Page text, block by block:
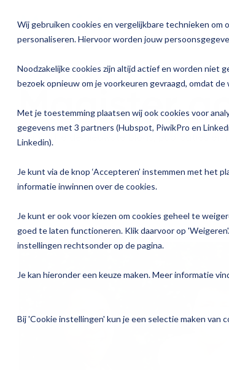
Wij gebruiken cookies en vergelijkbare technieken
personaliseren. Hiervoor worden jouw
Noodzakelijke cookies zijn altijd actief en worden niet
bezoek opnieuw om je voorkeuren gevraagd, omdat
Met je toestemming plaatsen wij ook cookies voor
gegevens met 3 partners (Hubspot, PiwikPro en
Linkedin).
Je kunt via de knop ‘Accepteren’ instemmen met het
informatie inwinnen over de cookies.
Je kunt er ook voor kiezen om cookies geheel te
goed te laten functioneren. Klik daarvoor op
instellingen rechtsonder op de pagina.
Je kan hieronder een keuze maken. Meer informatie
Bij 'Cookie instellingen' kun je een selectie maken
Magister MX
Aanmelden
Cijfertijd
Docenten
Onderwijsondersteunend personeel
Leerlingen
Ouders
Check-up
Quickscan
Applicatiebeheer
Overstappen
Actueel
Magister Journaal
Over ons
Werken bij Magister
Gebruikerspanel
Media & Pers
Magister
Hier vind je de nieuwste blogs, publicaties en